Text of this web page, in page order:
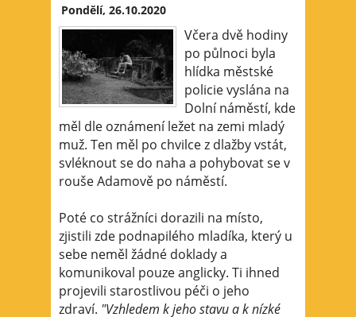
Pondělí, 26.10.2020
Včera dvě hodiny
po půlnoci byla
hlídka městské
policie vyslána na
Dolní náměstí, kde
měl dle oznámení ležet na zemi mladý
muž. Ten měl po chvilce z dlažby vstát,
svléknout se do naha a pohybovat se v
rouše Adamově po náměstí.
Poté co strážníci dorazili na místo,
zjistili zde podnapilého mladíka, který u
sebe neměl žádné doklady a
komunikoval pouze anglicky. Ti ihned
projevili starostlivou péči o jeho
zdraví. "Vzhledem k jeho stavu a k nízké